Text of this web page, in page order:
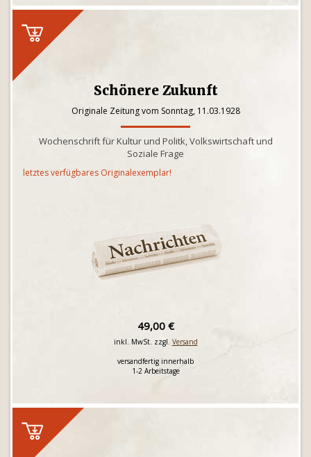
Schönere Zukunft
Originale Zeitung vom Sonntag, 11.03.1928
Wochenschrift für Kultur und Politk, Volkswirtschaft und
Soziale Frage
letztes verfügbares Originalexemplar!
49,00 €
inkl. MwSt. zzgl. Versand
versandfertig innerhalb
1-2 Arbeitstage